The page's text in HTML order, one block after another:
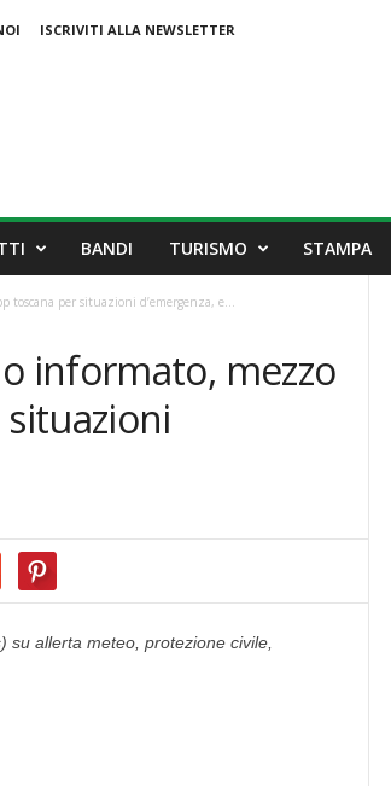
ISCRIVITI ALLA NEWSLETTER
BANDI TURISMO STAMPA
toscana per situazioni d’emergenza, e...
informato, mezzo
situazioni
allerta meteo, protezione civile,